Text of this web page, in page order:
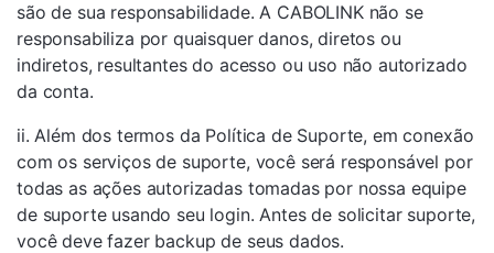
são de sua responsabilidade. A CABOLINK não se
responsabiliza por quaisquer danos, diretos ou
indiretos, resultantes do acesso ou uso não autorizado
da conta.
ii. Além dos termos da Política de Suporte, em conexão
com os serviços de suporte, você será responsável por
todas as ações autorizadas tomadas por nossa equipe
de suporte usando seu login. Antes de solicitar suporte,
você deve fazer backup de seus dados.